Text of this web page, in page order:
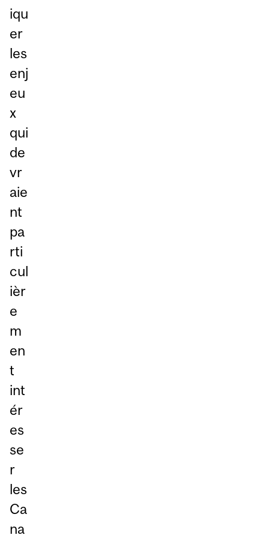
iqu
er
les
enj
eu
x
qui
de
vr
aie
nt
pa
rti
cul
ièr
e
m
en
t
int
ér
es
se
r
les
Ca
na